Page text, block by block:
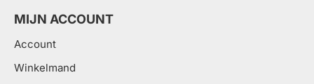
MIJN ACCOUNT
Account
Winkelmand